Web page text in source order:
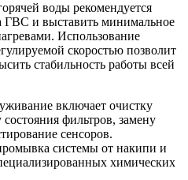
воды рекомендуется
ГВС и выставить минимальное
Использование
скоростью позволит
стабильность работы всей
включает очистку
фильтров, замену
сенсоров.
системы от накипи и
химических